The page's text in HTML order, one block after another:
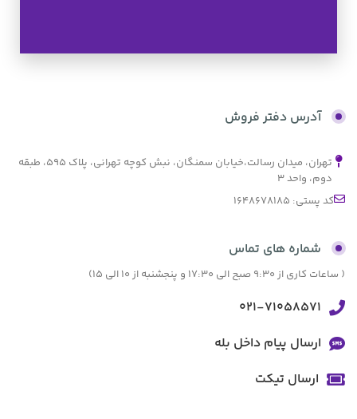
به صورت اقساط
آدرس دفتر فروش
تهران، میدان رسالت،خیابان سمنگان، نبش کوچه تهرانی، پلاک ۵۹۵، طبقه
دوم، واحد ۳
کد پستی: 1648678185
شماره های تماس
( ساعات کاری از 9:30 صبح الی 17:30 و پنجشنبه از 10 الی 15)
021-71058571
ارسال پیام داخل بله
ارسال تیکت